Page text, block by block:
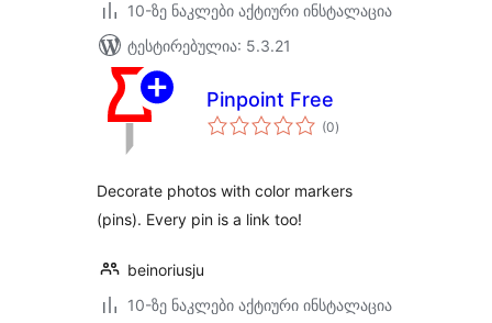
10-ზე ნაკლები აქტიური ინსტალაცია
ტესტირებულია: 5.3.21
Pinpoint Free
(0საერთო
რეიტინგი
)
Decorate photos with color markers
(pins). Every pin is a link too!
beinoriusju
10-ზე ნაკლები აქტიური ინსტალაცია